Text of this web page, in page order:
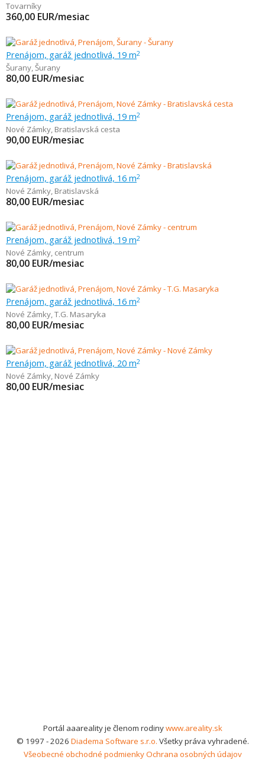
Tovarníky
360,00 EUR/mesiac
Prenájom, garáž jednotlivá, 19 m2
Šurany,Šurany
80,00 EUR/mesiac
Prenájom, garáž jednotlivá, 19 m2
Nové Zámky, Bratislavská cesta
90,00 EUR/mesiac
Prenájom, garáž jednotlivá, 16 m2
Nové Zámky, Bratislavská
80,00 EUR/mesiac
Prenájom, garáž jednotlivá, 19 m2
Nové Zámky, centrum
80,00 EUR/mesiac
Prenájom, garáž jednotlivá, 16 m2
Nové Zámky,T.G. Masaryka
80,00 EUR/mesiac
Prenájom, garáž jednotlivá, 20 m2
Nové Zámky, Nové Zámky
80,00 EUR/mesiac
Portál aaareality je členom rodinywww.areality.sk
© 1997 - 2026 Diadema Software s.r.o. Všetky práva vyhradené.
Všeobecné obchodné podmienkyOchrana osobných údajov